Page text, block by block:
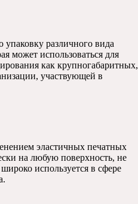
упаковку различного вида
может использоваться для
как крупногабаритных,
участвующей в
эластичных печатных
на любую поверхность, не
используется в сфере